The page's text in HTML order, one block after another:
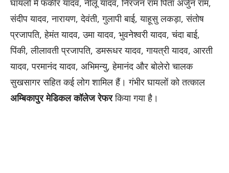
संदीप यादव, नारायण, देवंती, गुलापी बाई, याहूसु लकड़ा, संतोष
प्रजापति, हेमंत यादव, उमा यादव, भुवनेश्वरी यादव, चंदा बाई,
पिंकी, लीलावती प्रजापति, डमरूधर यादव, गायत्री यादव, आरती
यादव, परमानंद यादव, अभिमन्यु, हेमानंद और बोलेरो चालक
सुखसागर सहित कई लोग शामिल हैं। गंभीर घायलों को तत्काल
अम्बिकापुर मेडिकल कॉलेज रेफरकिया गया है।